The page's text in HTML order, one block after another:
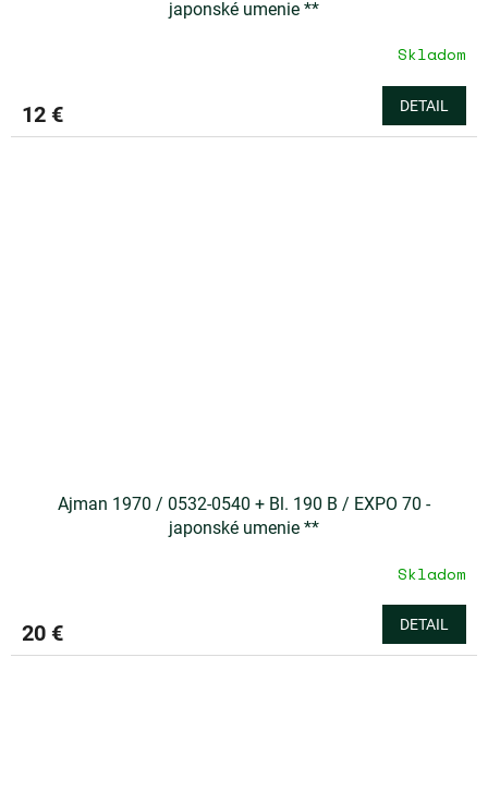
japonské umenie **
Skladom
12 € DETAIL
Ajman 1970 / 0532-0540 + Bl. 190 B / EXPO 70 -
japonské umenie **
Skladom
20 € DETAIL